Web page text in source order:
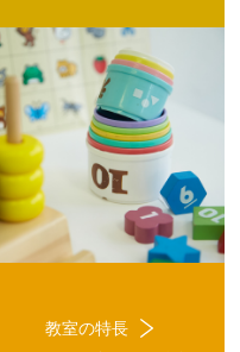
教室の特長